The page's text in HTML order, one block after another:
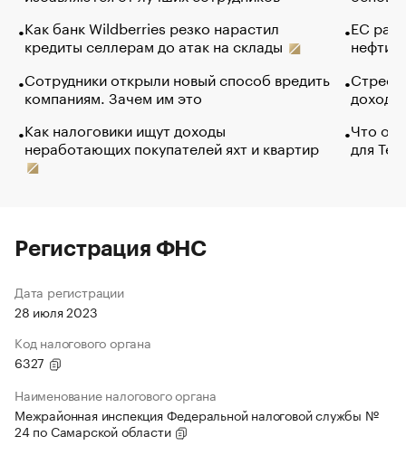
Как банк Wildberries резко нарастил
кредиты селлерам до атак на склады
Сотрудники открыли новый способ вредить
компаниям. Зачем им это
Как налоговики ищут доходы
неработающих покупателей яхт и квартир
ЕС
нефти
Что
для
Регистрация ФНС
Дата регистрации
28 июля 2023
Код налогового органа
6327
Наименование налогового органа
Межрайонная инспекция Федеральной налоговой службы №
24 по Самарской области